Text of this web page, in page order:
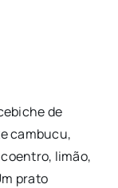
de
cambucu,
limão,
prato